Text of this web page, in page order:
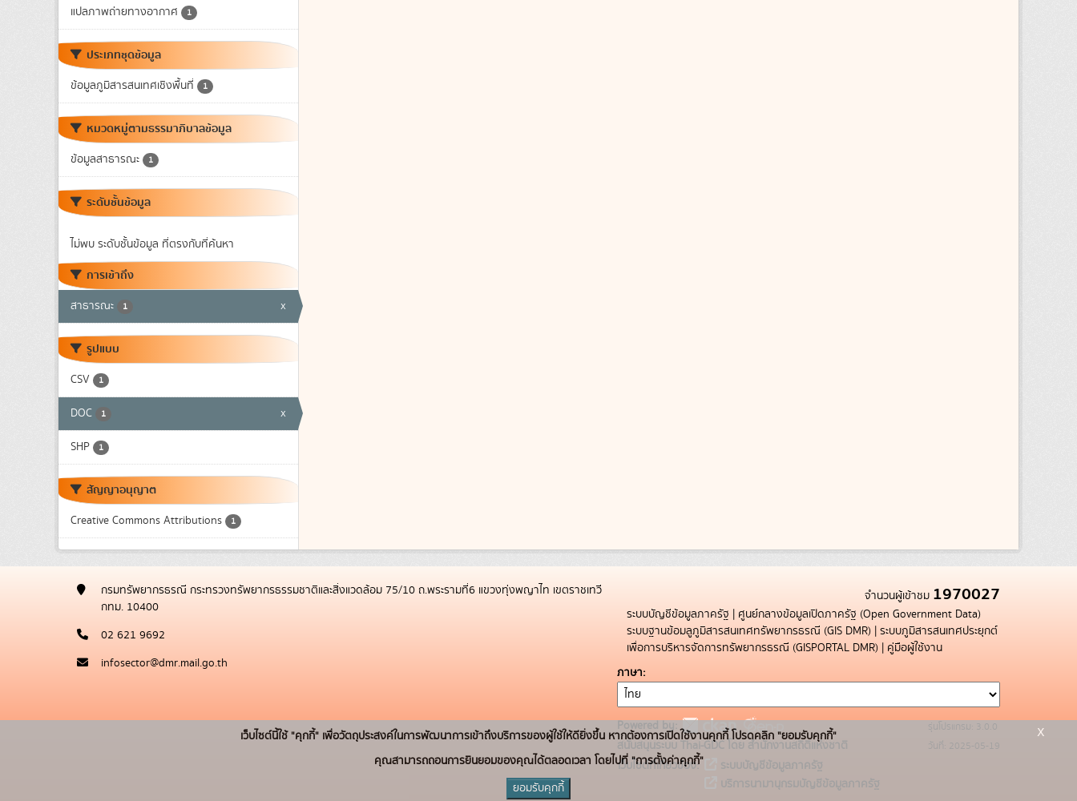
แปลภาพถ่ายทางอากาศ 1
ประเภทชุดข้อมูล
ข้อมูลภูมิสารสนเทศเชิงพื้นที่ 1
หมวดหมู่ตามธรรมาภิบาลข้อมูล
ข้อมูลสาธารณะ 1
ระดับชั้นข้อมูล
ไม่พบ ระดับชั้นข้อมูล ที่ตรงกับที่ค้นหา
การเข้าถึง
สาธารณะ 1 x
รูปแบบ
CSV 1
DOC 1 x
SHP 1
สัญญาอนุญาต
Creative Commons Attributions 1
กรมทรัพยากรธรณี กระทรวงทรัพยากรธรรมชาติและสิ่งแวดล้อม 75/10 ถ.พระรามที่6 แขวงทุ่งพญาไท เขตราชเทวี
กทม. 10400
02 621 9692
infosector@dmr.mail.go.th
จำนวนผู้เข้าชม 1970027
ระบบบัญชีข้อมูลภาครัฐ | ศูนย์กลางข้อมูลเปิดภาครัฐ (Open Government Data)
ระบบฐานข้อมลูภูมิสารสนเทศทรัพยากรธรณี (GIS DMR) | ระบบภูมิสารสนเทศประยุกต์
เพื่อการบริหารจัดการทรัพยากรธรณี (GISPORTAL DMR) | คู่มือผู้ใช้งาน
ภาษา
Powered by:
สนับสนุนระบบ Thai-GDC โดย สำนักงานสถิติแห่งชาติ
เว็บไซต์ที่เกี่ยวข้อง:
ระบบบัญชีข้อมูลภาครัฐ
บริการนามานุกรมบัญชีข้อมูลภาครัฐ
รุ่นโปรแกรม: 3.0.0
วันที่: 2025-05-19
เว็บไซต์นี้ใช้ "คุกกี้" เพื่อวัตถุประสงค์ในการพัฒนาการเข้าถึงบริการของผู้ใช้ให้ดียิ่งขึ้น หากต้องการเปิดใช้งานคุกกี้ โปรดคลิก "ยอมรับคุกกี้"
คุณสามารถถอนการยินยอมของคุณได้ตลอดเวลา โดยไปที่ "การตั้งค่าคุกกี้"
ยอมรับคุกกี้
x